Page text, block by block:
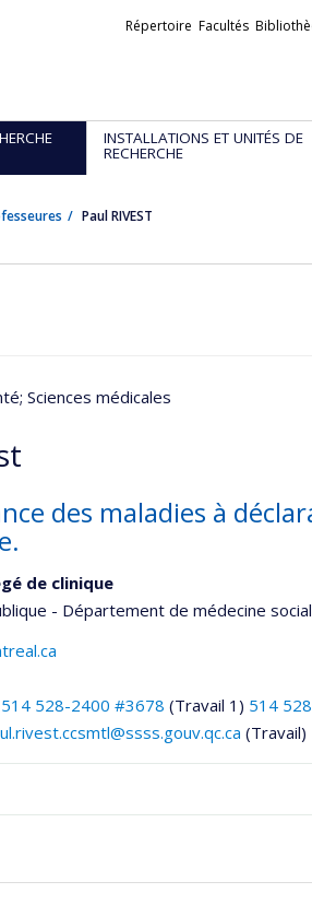
Liens
Répertoire Facultés
INSTALLATIONS ET UNITÉS DE
RECHERCHE
Paul RIVEST
; Sciences médicales
des maladies à
de clinique
- Département de médecine
514 528-2400 #3678 (Travail 1) 514
(Travail)